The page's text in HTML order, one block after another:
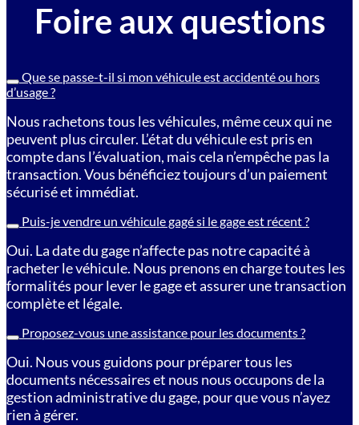
Foire aux questions
Que se passe-t-il si mon véhicule est accidenté ou hors
d’usage ?
Nous rachetons tous les véhicules, même ceux qui ne
peuvent plus circuler. L’état du véhicule est pris en
compte dans l’évaluation, mais cela n’empêche pas la
transaction. Vous bénéficiez toujours d’un paiement
sécurisé et immédiat.
Puis-je vendre un véhicule gagé si le gage est récent ?
Oui. La date du gage n’affecte pas notre capacité à
racheter le véhicule. Nous prenons en charge toutes les
formalités pour lever le gage et assurer une transaction
complète et légale.
Proposez-vous une assistance pour les documents ?
Oui. Nous vous guidons pour préparer tous les
documents nécessaires et nous nous occupons de la
gestion administrative du gage, pour que vous n’ayez
rien à gérer.